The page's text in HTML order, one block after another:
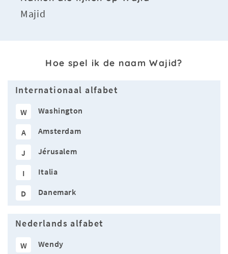
Majid
Hoe spel ik de naam Wajid?
Internationaal alfabet
W Washington
A Amsterdam
J Jérusalem
I Italia
D Danemark
Nederlands alfabet
W Wendy